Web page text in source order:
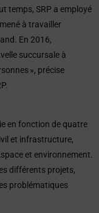
temps, SRP a employé
à travailler
En 2016,
succursale à
», précise
en fonction de quatre
et infrastructure,
et environnement.
différents projets,
problématiques